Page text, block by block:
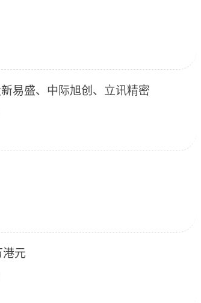
易盛、中际旭创、立讯精密
元